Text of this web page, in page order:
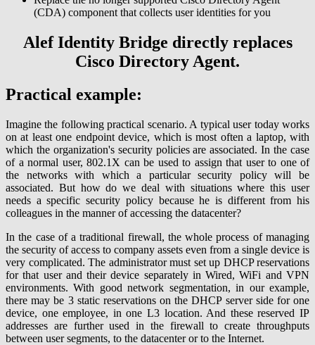
(CDA) component that collects user identities for you
Alef Identity Bridge directly replaces
Cisco Directory Agent.
Practical example:
Imagine the following practical scenario. A typical user today works
on at least one endpoint device, which is most often a laptop, with
which the organization's security policies are associated. In the case
of a normal user, 802.1X can be used to assign that user to one of
the networks with which a particular security policy will be
associated. But how do we deal with situations where this user
needs a specific security policy because he is different from his
colleagues in the manner of accessing the datacenter?
In the case of a traditional firewall, the whole process of managing
the security of access to company assets even from a single device is
very complicated. The administrator must set up DHCP reservations
for that user and their device separately in Wired, WiFi and VPN
environments. With good network segmentation, in our example,
there may be 3 static reservations on the DHCP server side for one
device, one employee, in one L3 location. And these reserved IP
addresses are further used in the firewall to create throughputs
between user segments, to the datacenter or to the Internet.